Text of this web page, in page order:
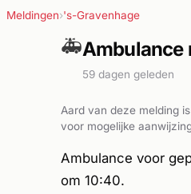
Meldingen›'s-Gravenhage
🚑Ambulance
59 dagen geleden
Aard van deze melding
voor mogelijke
Ambulance voor
om 10:40.